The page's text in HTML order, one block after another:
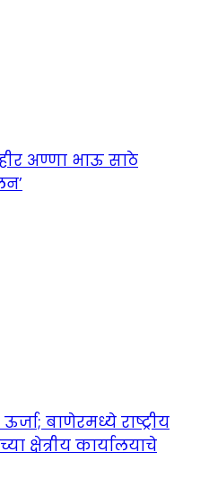
अण्णा भाऊ साठे
बाणेरमध्ये राष्ट्रीय
क्षेत्रीय कार्यालयाचे